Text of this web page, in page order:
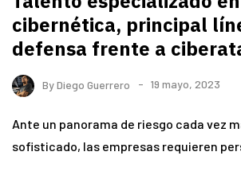
cibernética, principal
defensa frente a
ByDiego Guerrero 19 mayo, 2023
Ante un panorama de riesgo cada vez
sofisticado, las empresas requieren